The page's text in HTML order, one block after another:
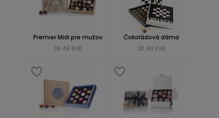
Premier Midi pre mužov
38.48 EUR
Čokoládová dáma
38.48 EUR